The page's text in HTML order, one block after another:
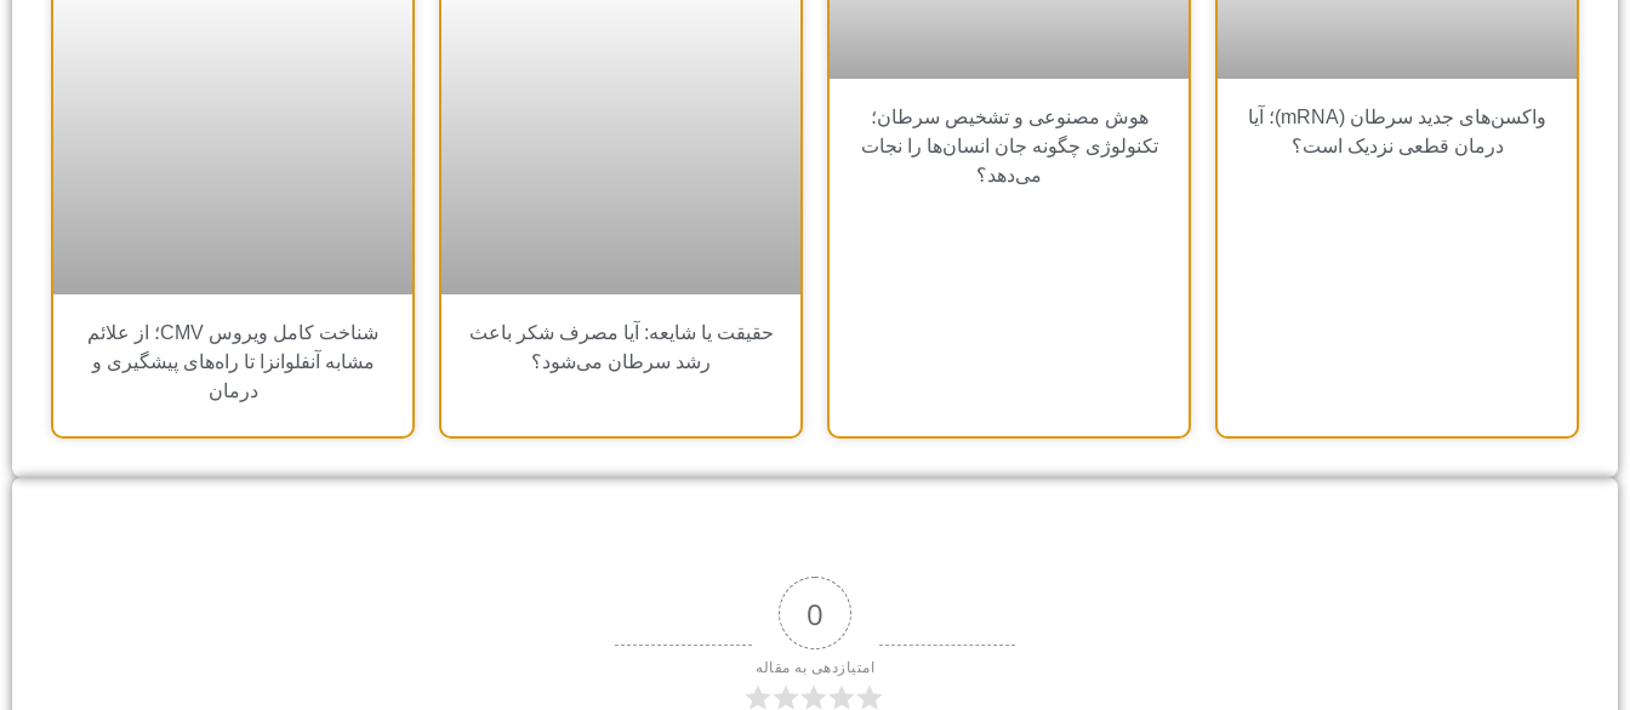
واکسن‌های جدید سرطان (mRNA)؛ آیا
درمان قطعی نزدیک است؟
هوش مصنوعی و تشخیص سرطان؛
تکنولوژی چگونه جان انسان‌ها را نجات
می‌دهد؟
حقیقت یا شایعه: آیا مصرف شکر باعث
رشد سرطان می‌شود؟
شناخت کامل ویروس CMV؛ از علائم
مشابه آنفلوانزا تا راه‌های پیشگیری و
درمان
0
امتیازدهی به مقاله